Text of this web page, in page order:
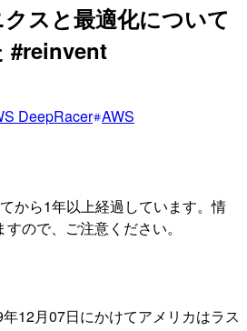
スと最適化について
#reinvent
DeepRacer AWS
から1年以上経過しています。情
ので、ご注意ください。
12月07日にかけてアメリカはラス